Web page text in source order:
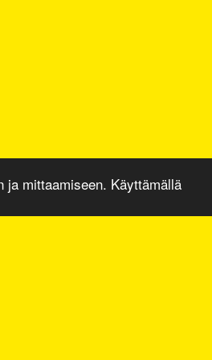
ja mittaamiseen. Käyttämällä